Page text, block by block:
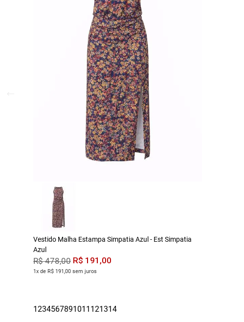
Vestido Malha Estampa Simpatia Azul - Est Simpatia
Azul
R$ 478,00 R$ 191 ,00
1x de R$ 191,00 sem juros